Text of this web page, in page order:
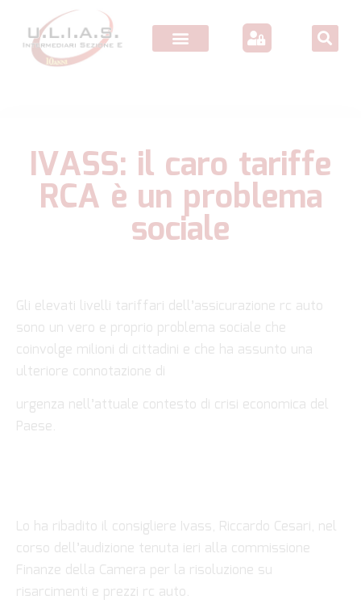
IVASS: il caro tariffe
RCA è un problema
sociale
Gli elevati livelli tariffari dell’assicurazione rc auto
sono un vero e proprio problema sociale che
coinvolge milioni di cittadini e che ha assunto una
ulteriore connotazione di
urgenza nell’attuale contesto di crisi economica del
Paese.
Lo ha ribadito il consigliere Ivass, Riccardo Cesari, nel
corso dell’audizione tenuta ieri alla commissione
Finanze della Camera per la risoluzione su
risarcimenti e prezzi rc auto.